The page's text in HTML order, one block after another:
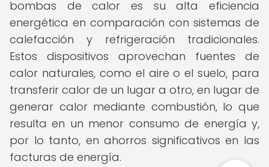
bombas de calor es su alta eficiencia
energética en comparación con sistemas de
calefacción y refrigeración tradicionales.
Estos dispositivos aprovechan fuentes de
calor naturales, como el aire o el suelo, para
transferir calor de un lugar a otro, en lugar de
generar calor mediante combustión, lo que
resulta en un menor consumo de energía y,
por lo tanto, en ahorros significativos en las
facturas de energía.